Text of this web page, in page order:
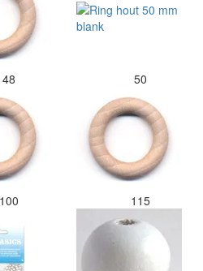
48 50
100 115